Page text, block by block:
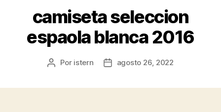
camiseta seleccion
espaola blanca 2016
Autor
Por istern
Fechaagosto 26, 2022